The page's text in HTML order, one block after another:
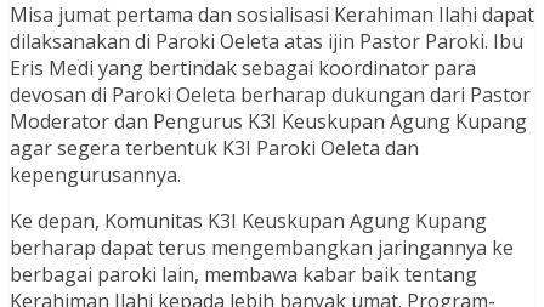
Misa jumat pertama dan sosialisasi Kerahiman Ilahi dapat
dilaksanakan di Paroki Oeleta atas ijin Pastor Paroki. Ibu
Eris Medi yang bertindak sebagai koordinator para
devosan di Paroki Oeleta berharap dukungan dari Pastor
Moderator dan Pengurus K3I Keuskupan Agung Kupang
agar segera terbentuk K3I Paroki Oeleta dan
kepengurusannya.
Ke depan, Komunitas K3I Keuskupan Agung Kupang
berharap dapat terus mengembangkan jaringannya ke
berbagai paroki lain, membawa kabar baik tentang
Kerahiman Ilahi kepada lebih banyak umat. Program-